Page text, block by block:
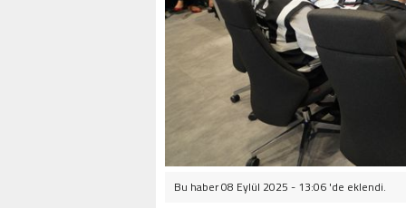
Bu haber 08 Eylül 2025 - 13:06 'de eklendi.